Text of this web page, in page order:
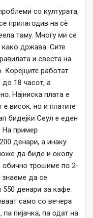
со културата,
прилагодив на сѐ
таму. Многу ми се
како држава. Сите
и свеста на
Корејците работат
18 часот, а
Најниска плата е
висок, но и платите
бидејќи Сеул е еден
На пример
денари, а инаку
да биде и околу
обично трошиме по 2-
да се
денари за кафе.
само со вечера
пијачка, па одат на